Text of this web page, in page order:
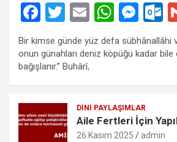
F
ce
b
o
o
k
T
wi
tt
er
E
m
ail
W
h
at
A
p
p
M
es
se
g
er
O
ut
lo
o
Bir kimse günde yüz defa sübhânallâhi
onun günahları deniz köpüğü kadar bile
bağışlanır.” Buhârî,
DINI PAYLAŞIMLAR
Aile Fertleri İçin
26 Kasım 2025 admin